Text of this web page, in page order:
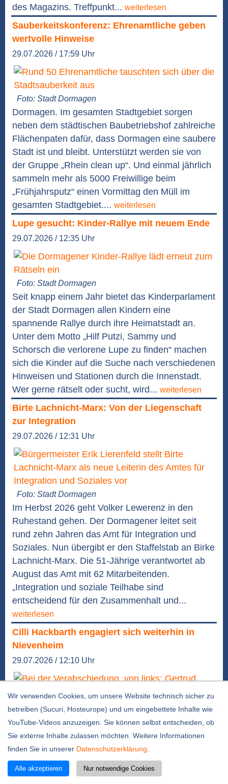
Wir verwenden Cookies, um unsere Website technisch sicher zu
betreiben (Sucuri, Hosteurope) und um eingebettete Inhalte wie
YouTube-Videos anzuzeigen. Sie können selbst entscheiden, ob
Sie externe Inhalte zulassen möchten. Weitere Informationen
finden Sie in unserer Datenschutzerklärung
Alle akzeptieren Nur notwendige Cookies
des Magazins. Treffpunkt... weiterlesen
Sauberkeitskonferenz: Ehrenamtliche geben
wertvolle Hinweise
29.07.2026 / 17:59 Uhr
Foto: Stadt Dormagen
Dormagen. Im gesamten Stadtgebiet sorgen
neben dem städtischen Baubetriebshof zahlreiche
Flächenpaten dafür, dass Dormagen eine saubere
Stadt ist und bleibt. Unterstützt werden sie von
der Gruppe „Rhein clean up“. Und einmal jährlich
sammeln mehr als 5000 Freiwillige beim
„Frühjahrsputz“ einen Vormittag den Müll im
gesamten Stadtgebiet.... weiterlesen
Lupe gesucht: Kinder-Rallye mit neuem Ende
29.07.2026 / 12:35 Uhr
Foto: Stadt Dormagen
Seit knapp einem Jahr bietet das Kinderparlament
der Stadt Dormagen allen Kindern eine
spannende Rallye durch ihre Heimatstadt an.
Unter dem Motto „Hilf Putzi, Sammy und
Schorsch die verlorene Lupe zu finden“ machen
sich die Kinder auf die Suche nach verschiedenen
Hinweisen und Stationen durch die Innenstadt.
Wer gerne rätselt oder sucht, wird... weiterlesen
Birte Lachnicht-Marx: Von der Liegenschaft
zur Integration
29.07.2026 / 12:31 Uhr
Foto: Stadt Dormagen
Im Herbst 2026 geht Volker Lewerenz in den
Ruhestand gehen. Der Dormagener leitet seit
rund zehn Jahren das Amt für Integration und
Soziales. Nun übergibt er den Staffelstab an Birke
Lachnicht-Marx. Die 51-Jährige verantwortet ab
August das Amt mit 62 Mitarbeitenden.
„Integration und soziale Teilhabe sind
entscheidend für den Zusammenhalt und...
weiterlesen
Cilli Hackbarth engagiert sich weiterhin in
Nievenheim
29.07.2026 / 12:10 Uhr
Foto: Stadt Dormagen
Nievenheim. Gestern wurde Cäcilie „Cilli“
Hackbarth nach 24 Jahren als ehrenamtliche
Leiterin des Nievenheimer Seniorentreffs